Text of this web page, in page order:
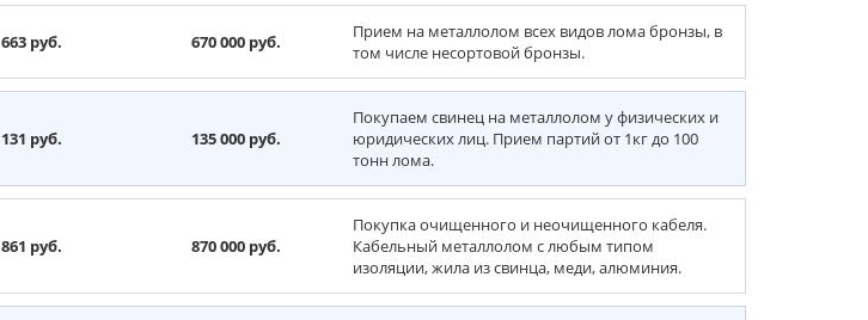
663 руб. 670 000 руб.
Прием на металлолом всех видов лома бронзы, в
том числе несортовой бронзы.
131 руб. 135 000 руб.
Покупаем свинец на металлолом у физических и
юридических лиц. Прием партий от 1кг до 100
тонн лома.
861 руб. 870 000 руб.
Покупка очищенного и неочищенного кабеля.
Кабельный металлолом с любым типом
изоляции, жила из свинца, меди, алюминия.